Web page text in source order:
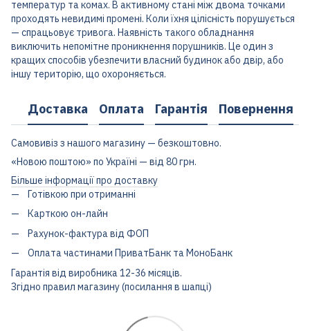
температур та комах. В активному стані між двома точками
проходять невидимі промені. Коли їхня цілісність порушується
— спрацьовує тривога. Наявність такого обладнання
виключить непомітне проникнення порушників. Це один з
кращих способів убезпечити власний будинок або двір, або
іншу територію, що охороняється.
Доставка Оплата Гарантія Повернення
Самовивіз з нашого магазину — безкоштовно.
«Новою поштою» по Україні — від 80 грн.
Більше інформації про доставку
Готівкою при отриманні
Карткою он-лайн
Рахунок-фактура від ФОП
Оплата частинами ПриватБанк та МоноБанк
Гарантія від виробника 12-36 місяців.
Згідно правил магазину (посилання в шапці)